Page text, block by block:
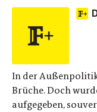
In der
Brüche. Doch
aufgegeben,